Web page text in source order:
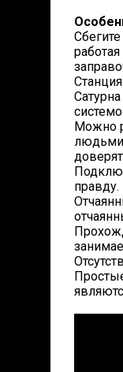
Можно
людьми
правду.